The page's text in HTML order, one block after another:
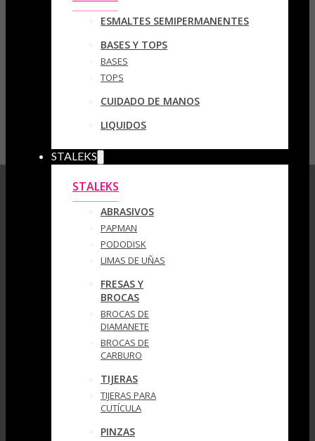
ESMALTES SEMIPERMANENTES
BASES Y TOPS
BASES
TOPS
CUIDADO DE MANOS
LIQUIDOS
STALEKS
STALEKS
ABRASIVOS
PAPMAN
PODODISK
LIMAS DE UÑAS
FRESAS Y
BROCAS
BROCAS DE
DIAMANETE
BROCAS DE
CARBURO
TIJERAS
TIJERAS PARA
CUTÍCULA
PINZAS